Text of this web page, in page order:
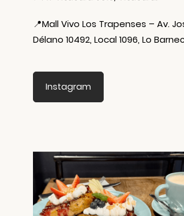
📍Mall Vivo Los Trapenses – Av.
Délano 10492, Local 1096, Lo
Instagram